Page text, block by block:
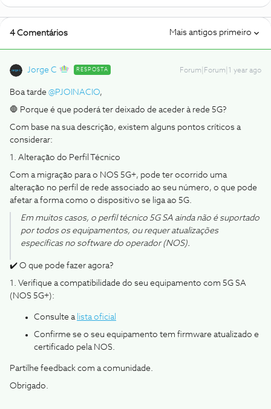
4 Comentários Mais antigos primeiro
Jorge C RESPOSTA Forum|Forum|1 year ago
Boa tarde ​ @PJOINACIO,
🛑 Porque é que poderá ter deixado de aceder à rede 5G?
Com base na sua descrição, existem alguns pontos críticos a
considerar:
1. Alteração do Perfil Técnico
Com a migração para o NOS 5G+, pode ter ocorrido uma
alteração no perfil de rede associado ao seu número, o que pode
afetar a forma como o dispositivo se liga ao 5G.
Em muitos casos, o perfil técnico 5G SA ainda não é suportado
por todos os equipamentos, ou requer atualizações
específicas no software do operador (NOS).
✔️ O que pode fazer agora?
1. Verifique a compatibilidade do seu equipamento com 5G SA
(NOS 5G+):
Consulte a lista oficial
Confirme se o seu equipamento tem firmware atualizado e
certificado pela NOS.
Partilhe feedback com a comunidade.
Obrigado.